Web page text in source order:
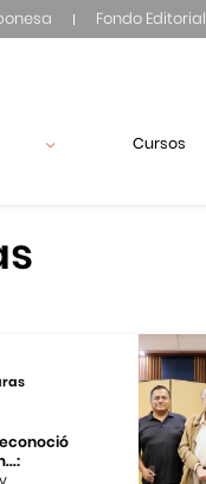
Fondo Editorial
Cursos